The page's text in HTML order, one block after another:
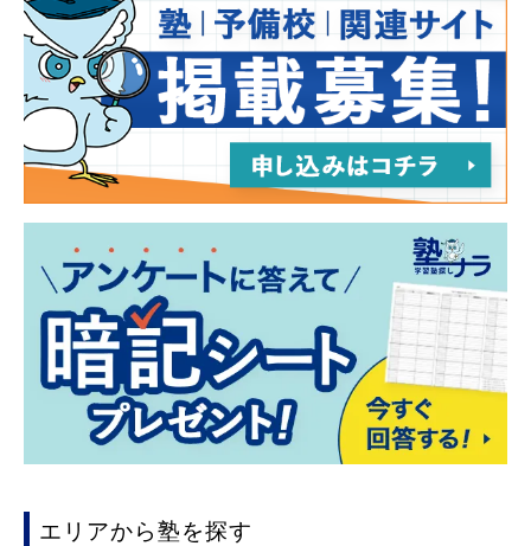
エリアから塾を探す